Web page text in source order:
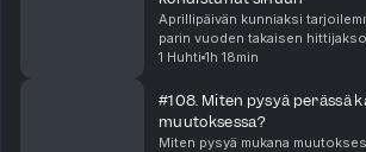
Aprillipäivän kunniaksi
parin vuoden takaisen
kierrätettynä. Aihe on
1 Huhti 1h 18min
#108. Miten pysyä perässä
muutoksessa?
Miten pysyä mukana